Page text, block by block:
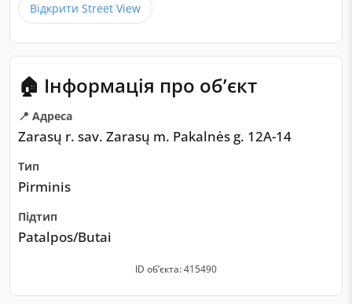
Відкрити Street View
🏠 Інформація про обʼєкт
📍 Адреса
Zarasų r. sav. Zarasų m. Pakalnės g. 12A-14
Тип
Pirminis
Підтип
Patalpos/Butai
ID обʼєкта: 415490